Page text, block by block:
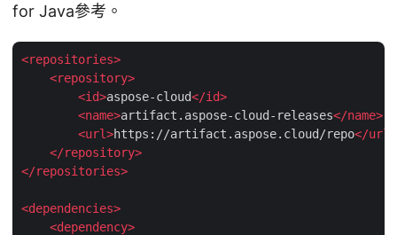
for Java參考。
<repositories>
<repository>
<id>aspose-cloud</id>
<name>artifact.aspose-cloud-releases</name>
<url>https://artifact.aspose.cloud/repo</url
</repository>
</repositories>
<dependencies>
<dependency>